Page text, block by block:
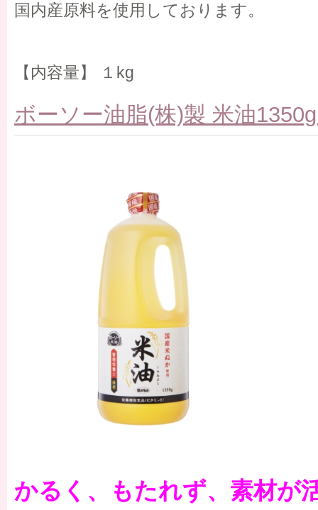
国内産原料を使用しております。
【内容量】 １kg
ボーソー油脂(株)製 米油
かるく、もたれず、素材が